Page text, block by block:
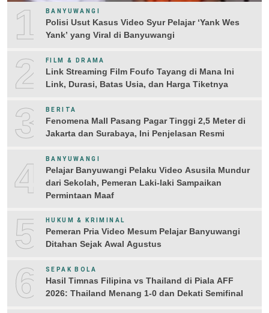
1 BANYUWANGI
Polisi Usut Kasus Video Syur Pelajar ‘Yank Wes
Yank’ yang Viral di Banyuwangi
2 FILM & DRAMA
Link Streaming Film Foufo Tayang di Mana Ini
Link, Durasi, Batas Usia, dan Harga Tiketnya
3 BERITA
Fenomena Mall Pasang Pagar Tinggi 2,5 Meter di
Jakarta dan Surabaya, Ini Penjelasan Resmi
4 BANYUWANGI
Pelajar Banyuwangi Pelaku Video Asusila Mundur
dari Sekolah, Pemeran Laki-laki Sampaikan
Permintaan Maaf
5 HUKUM & KRIMINAL
Pemeran Pria Video Mesum Pelajar Banyuwangi
Ditahan Sejak Awal Agustus
6 SEPAK BOLA
Hasil Timnas Filipina vs Thailand di Piala AFF
2026: Thailand Menang 1-0 dan Dekati Semifinal